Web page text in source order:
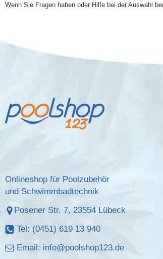
Wenn Sie Fragen haben oder Hilfe bei der Auswahl
Onlineshop für Poolzubehör
und Schwimmbadtechnik
Posener Str. 7, 23554 Lübeck
Tel: (0451) 619 13 940
Email: info@poolshop123.de